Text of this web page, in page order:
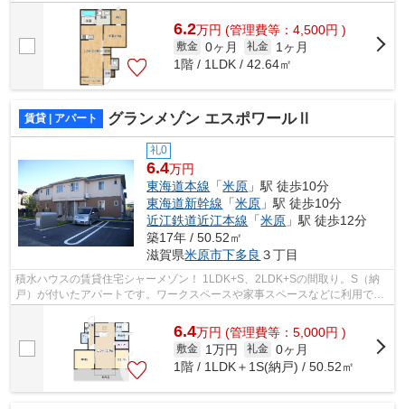
ッチン、追炊きや浴室乾燥機付き。サンル...
6.2万円 (管理費等：4,500円 )
敷金 0ヶ月 礼金
1ヶ月
1階 / 1LDK / 42.64㎡
賃貸 | アパート グランメゾン エスポワールⅡ
礼0
6.4万円
東海道本線 「米原 」駅 徒歩10分
東海道新幹線 「米原 」駅 徒歩10分
近江鉄道近江本線 「米原 」駅 徒歩12分
築17年 / 50.52㎡
滋賀県米原市下多良 ３丁目
積水ハウスの賃貸住宅シャーメゾン！ 1LDK+S、2LDK+Sの間取り。S（納
戸）が付いたアパートです。ワークスペースや家事スペースなどに利用でき
6.4万円 (管理費等：5,000円 )
敷金 1万円 礼金 0ヶ月
1階 / 1LDK＋1S(納戸) / 50.52㎡